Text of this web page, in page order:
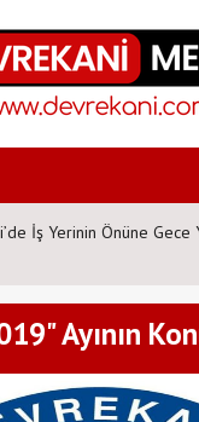
İş Yerinin Önüne Gece
Ayının